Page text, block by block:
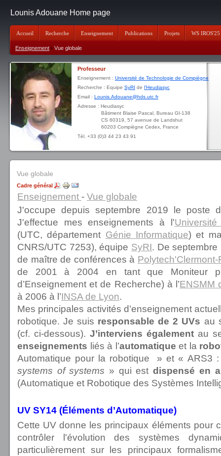
Accueil Recherche Enseignement Publications Projets WS IROS'25
Enseignement Vue globale
Lounis Adouane Home page
Professeur
Enseignement : Université de Technologie de Compiègne
Recherche : Equipe SyRI de l'Heudiasyc
Email : Lounis.Adouane@hds.utc.fr
Adresse : Heudiasyc
Bâtiment Blaise Pascal, Bureau GI-138
CS 60319, 57 avenue de Landshut
60203 Compiègne Cedex, France
Tél. +33 (0)3 44 23 43 91
Vue globale
Cadre général
Enseignement - Vue globale
J'occupe depuis septembre 2019 le poste
J'effectue mes enseignements à l'
(UTC, département Génie Informatique) et
CNRS/UTC 7253), équipe SyRI. De
de maître de conférences à Polytech'Clermont-
de 2001 à 2004 en tant que Moniteur
d’Enseignement et de Recherche) à l’ENSMM
à 2006 à l’INSA de Lyon.
Mes principales activités d’enseignement
robotique. Je suis responsable de 2 UVs au
(cf. ci-dessous). J’interviens égalementau
enseignements liés à l’automatique et la
Automatique pour la robotique » et « ARS3
systems of systems » qui estdispensé en
(Automatique et Robotique des Systèmes
UV SY14 (Éléments d’Automatique)
Cette UV donne les principaux éléments pour
contrôler l'évolution des systèmes
particulièrement sur les principaux